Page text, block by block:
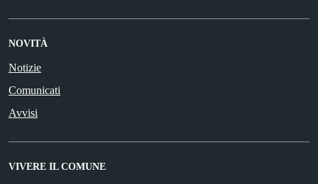
NOVITÀ
Notizie
Comunicati
Avvisi
VIVERE IL COMUNE